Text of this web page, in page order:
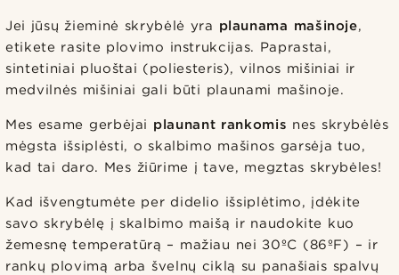
Jei jūsų žieminė skrybėlė yra plaunama mašinoje,
etikete rasite plovimo instrukcijas. Paprastai,
sintetiniai pluoštai (poliesteris), vilnos mišiniai ir
medvilnės mišiniai gali būti plaunami mašinoje.
Mes esame gerbėjai plaunant rankomis nes skrybėlės
mėgsta išsiplėsti, o skalbimo mašinos garsėja tuo,
kad tai daro. Mes žiūrime į tave, megztas skrybėles!
Kad išvengtumėte per didelio išsiplėtimo, įdėkite
savo skrybėlę į skalbimo maišą ir naudokite kuo
žemesnę temperatūrą – mažiau nei 30ºC (86ºF) – ir
rankų plovimą arba švelnų ciklą su panašiais spalvų